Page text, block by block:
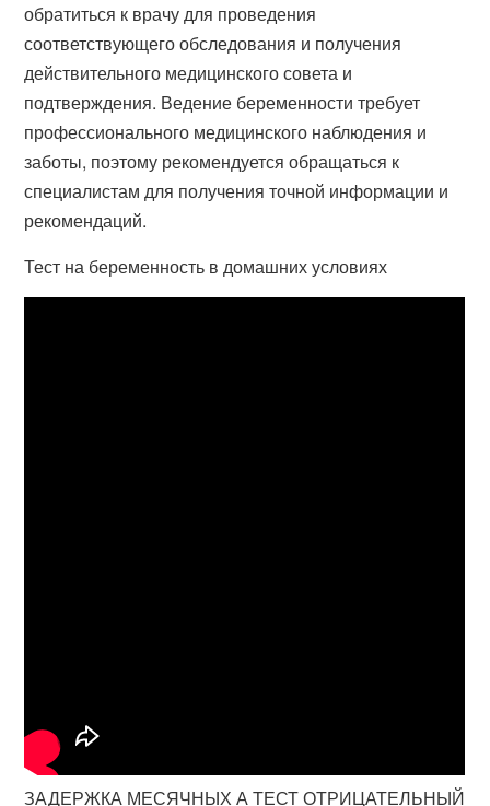
обратиться к врачу для проведения
соответствующего обследования и получения
действительного медицинского совета и
подтверждения. Ведение беременности требует
профессионального медицинского наблюдения и
заботы, поэтому рекомендуется обращаться к
специалистам для получения точной информации и
рекомендаций.
Тест на беременность в домашних условиях
ЗАДЕРЖКА МЕСЯЧНЫХ А ТЕСТ ОТРИЦАТЕЛЬНЫЙ